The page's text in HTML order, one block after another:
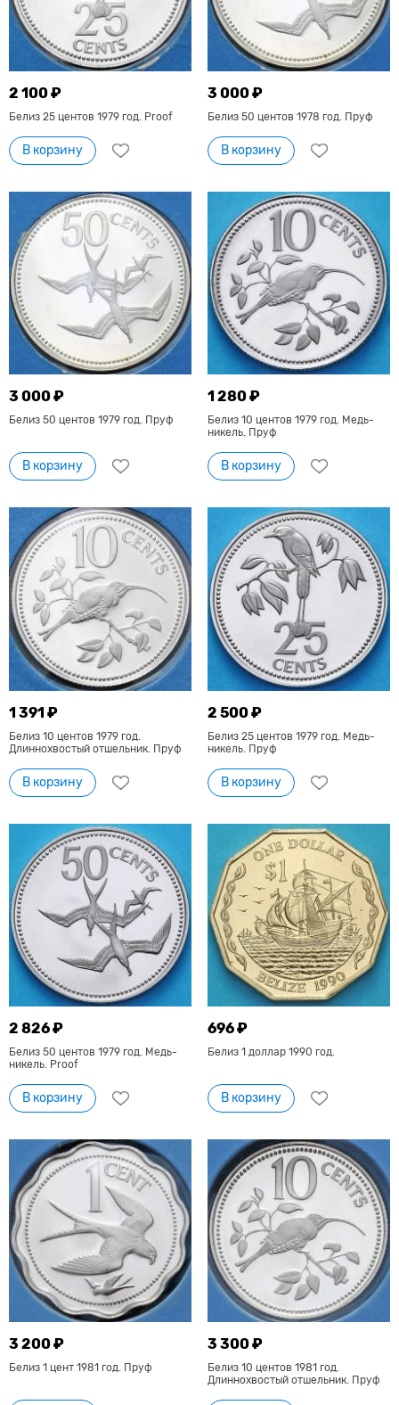
2 100 ₽
Белиз 25 центов 1979 год. Proof
В корзину
3 000 ₽
Белиз 50 центов 1978 год. Пруф
В корзину
3 000 ₽
Белиз 50 центов 1979 год. Пруф
В корзину
1 280 ₽
Белиз 10 центов 1979 год. Медь-
никель. Пруф
В корзину
1 391 ₽
Белиз 10 центов 1979 год.
Длиннохвостый отшельник. Пруф
В корзину
2 500 ₽
Белиз 25 центов 1979 год. Медь-
никель. Пруф
В корзину
2 826 ₽
Белиз 50 центов 1979 год. Медь-
никель. Proof
В корзину
696 ₽
Белиз 1 доллар 1990 год.
В корзину
3 200 ₽
Белиз 1 цент 1981 год. Пруф
3 300 ₽
Белиз 10 центов 1981 год.
Длиннохвостый отшельник. Пруф